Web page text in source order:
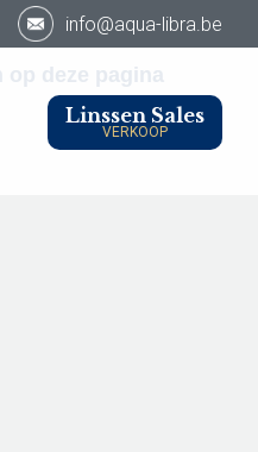
info@aqua-libra.be
Linssen Sales
VERKOOP
deze pagina